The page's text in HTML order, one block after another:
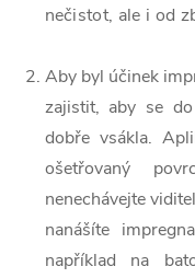
nečistot, ale i od
Aby byl účinek
zajistit, aby se
dobře vsákla.
ošetřovaný
nenechávejte
nanášíte
například na